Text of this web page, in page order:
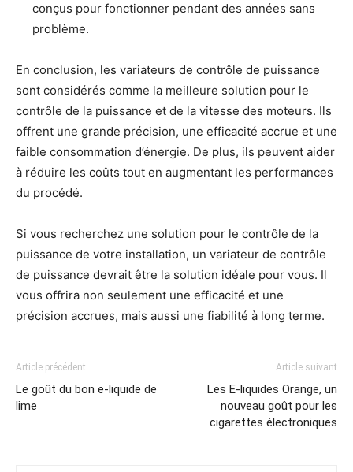
conçus pour fonctionner pendant des années sans
problème.
En conclusion, les variateurs de contrôle de puissance
sont considérés comme la meilleure solution pour le
contrôle de la puissance et de la vitesse des moteurs. Ils
offrent une grande précision, une efficacité accrue et une
faible consommation d’énergie. De plus, ils peuvent aider
à réduire les coûts tout en augmentant les performances
du procédé.
Si vous recherchez une solution pour le contrôle de la
puissance de votre installation, un variateur de contrôle
de puissance devrait être la solution idéale pour vous. Il
vous offrira non seulement une efficacité et une
précision accrues, mais aussi une fiabilité à long terme.
Article précédent
Le goût du bon e-liquide de
lime
Article suivant
Les E-liquides Orange, un
nouveau goût pour les
cigarettes électroniques